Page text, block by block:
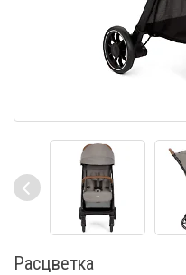
Расцветка